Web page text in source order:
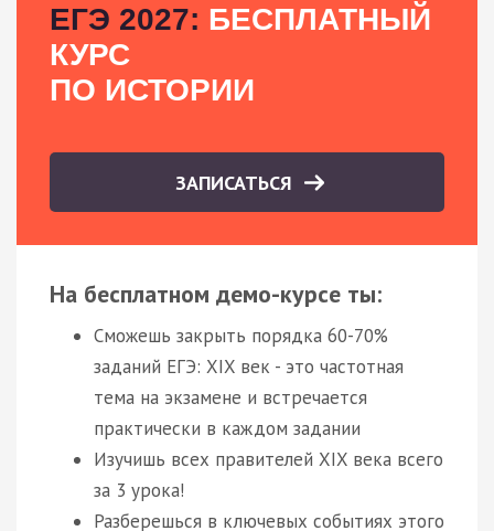
ЕГЭ 2027: БЕСПЛАТНЫЙ
КУРС
ПО ИСТОРИИ
ЗАПИСАТЬСЯ
На бесплатном демо-курсе ты:
Сможешь закрыть порядка 60-70%
заданий ЕГЭ: XIX век - это частотная
тема на экзамене и встречается
практически в каждом задании
Изучишь всех правителей XIX века всего
за 3 урока!
Разберешься в ключевых событиях этого